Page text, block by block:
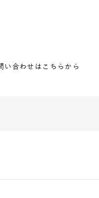
い合わせはこちらから